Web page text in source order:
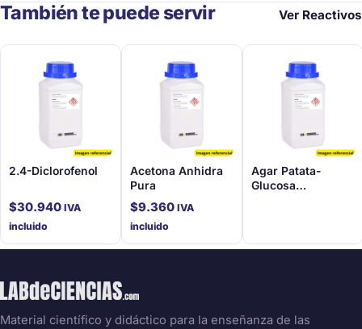
También te puede servir Ver Reactivos
2.4-Diclorofenol
$30.940 IVA
incluido
Acetona Anhidra
Pura
$9.360 IVA
incluido
Agar Patata-
Glucosa
Material científico y didáctico para la enseñanza de las